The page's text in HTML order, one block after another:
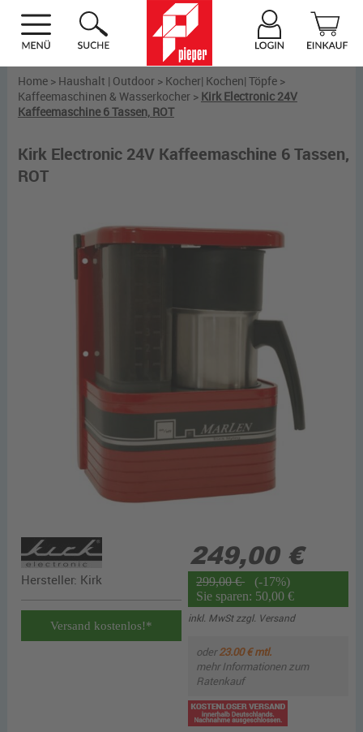
Home > Haushalt | Outdoor > Kocher| Kochen| Töpfe >
Kaffeemaschinen & Wasserkocher > Kirk Electronic 24V
Kaffeemaschine 6 Tassen, ROT
Kirk Electronic 24V Kaffeemaschine 6 Tassen,
ROT
Hersteller: Kirk
Versand kostenlos!*
249,00 €
299,00 € (-17%)
Sie sparen: 50,00 €
inkl. MwSt zzgl. Versand
oder23.00 € mtl.
mehr Informationen zum
Ratenkauf